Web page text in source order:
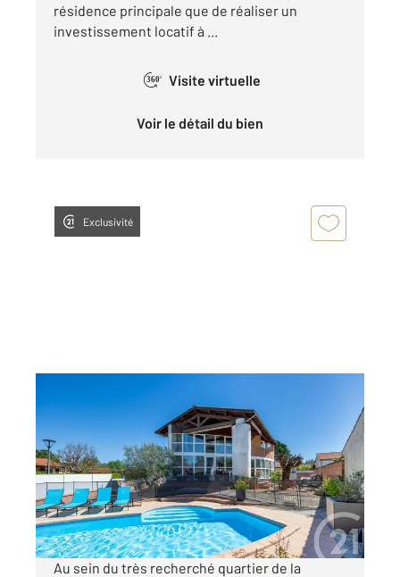
résidence principale que de réaliser un
investissement locatif à ...
360° Visite virtuelle
Voir le détail du bien
Exclusivité
134 m
, 5 pièces
Ref : 2049
Maison à vendre
360 000 €
Visiter le site dédié
Au sein du très recherché quartier de la